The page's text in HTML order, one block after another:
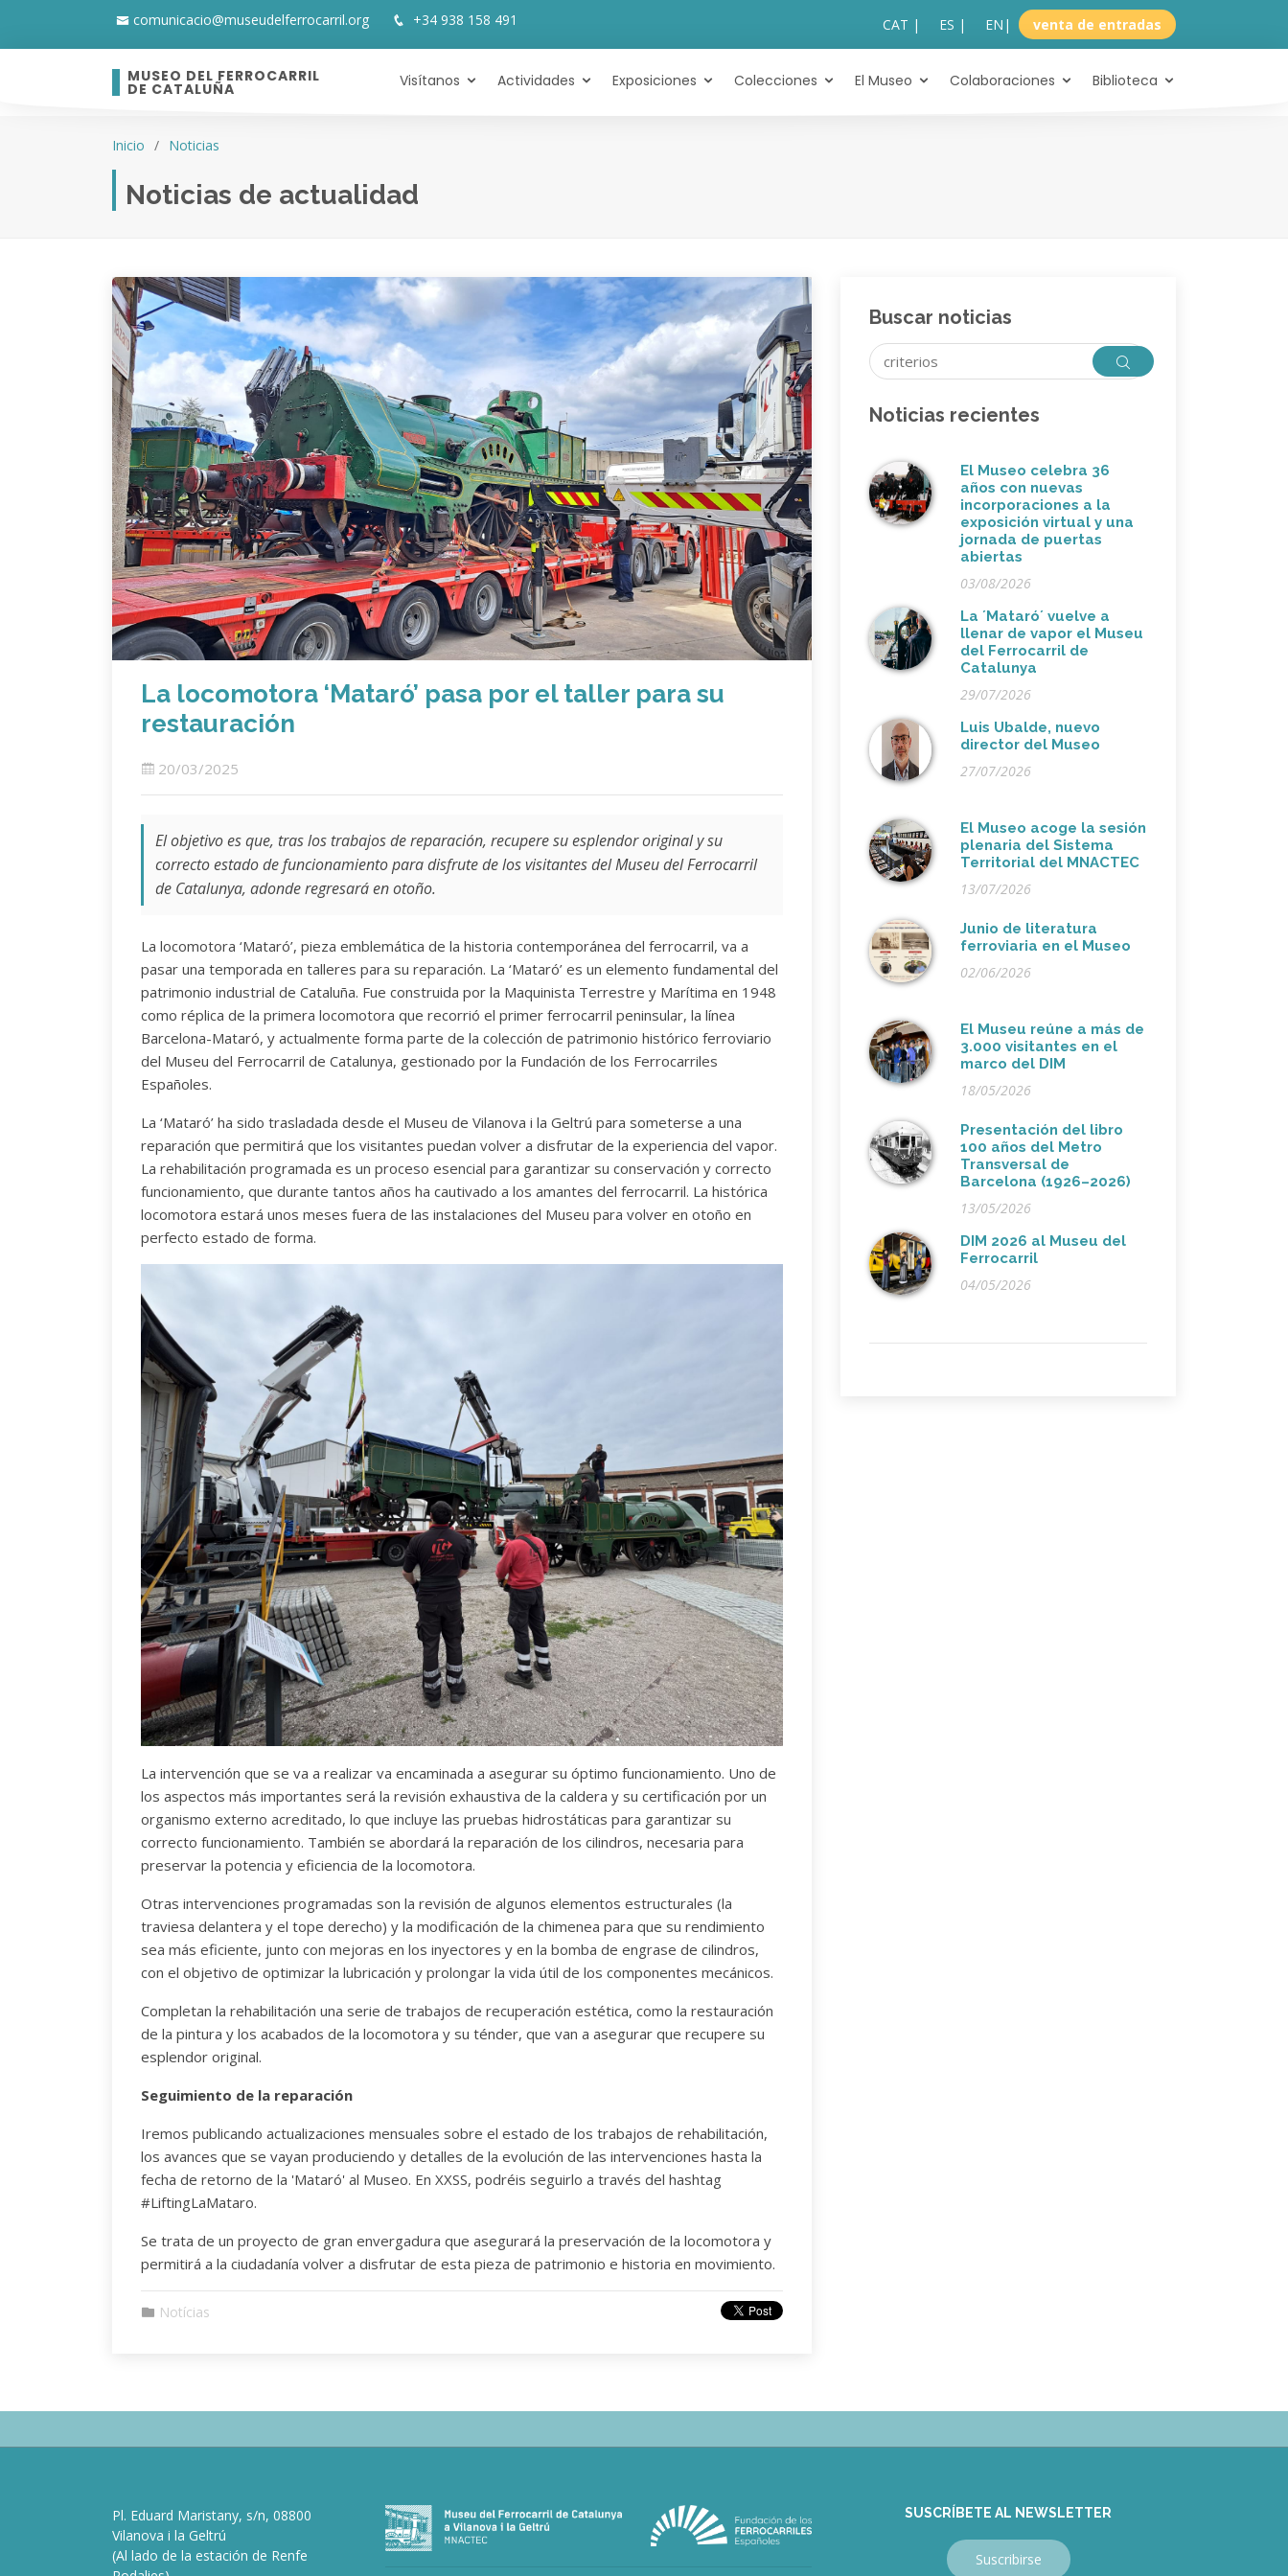
comunicacio@museudelferrocarril.org +34 938 158 491 CAT | ES | EN | venta de entradas
MUSEO DEL FERROCARRIL
DE CATALUÑA Visítanos Actividades Exposiciones Colecciones El Museo Colaboraciones Biblioteca
Inicio Noticias
Noticias de actualidad
La locomotora ‘Mataró’ pasa por el taller para su
restauración
20/03/2025
El objetivo es que, tras los trabajos de reparación, recupere su esplendor original y su
correcto estado de funcionamiento para disfrute de los visitantes del Museu del Ferrocarril
de Catalunya, adonde regresará en otoño.
La locomotora ‘Mataró’, pieza emblemática de la historia contemporánea del ferrocarril, va a
pasar una temporada en talleres para su reparación. La ‘Mataró’ es un elemento fundamental del
patrimonio industrial de Cataluña. Fue construida por la Maquinista Terrestre y Marítima en 1948
como réplica de la primera locomotora que recorrió el primer ferrocarril peninsular, la línea
Barcelona-Mataró, y actualmente forma parte de la colección de patrimonio histórico ferroviario
del Museu del Ferrocarril de Catalunya, gestionado por la Fundación de los Ferrocarriles
Españoles.
La ‘Mataró’ ha sido trasladada desde el Museu de Vilanova i la Geltrú para someterse a una
reparación que permitirá que los visitantes puedan volver a disfrutar de la experiencia del vapor.
La rehabilitación programada es un proceso esencial para garantizar su conservación y correcto
funcionamiento, que durante tantos años ha cautivado a los amantes del ferrocarril. La histórica
locomotora estará unos meses fuera de las instalaciones del Museu para volver en otoño en
perfecto estado de forma.
La intervención que se va a realizar va encaminada a asegurar su óptimo funcionamiento. Uno de
los aspectos más importantes será la revisión exhaustiva de la caldera y su certificación por un
organismo externo acreditado, lo que incluye las pruebas hidrostáticas para garantizar su
correcto funcionamiento. También se abordará la reparación de los cilindros, necesaria para
preservar la potencia y eficiencia de la locomotora.
Otras intervenciones programadas son la revisión de algunos elementos estructurales (la
traviesa delantera y el tope derecho) y la modificación de la chimenea para que su rendimiento
sea más eficiente, junto con mejoras en los inyectores y en la bomba de engrase de cilindros,
con el objetivo de optimizar la lubricación y prolongar la vida útil de los componentes mecánicos.
Completan la rehabilitación una serie de trabajos de recuperación estética, como la restauración
de la pintura y los acabados de la locomotora y su ténder, que van a asegurar que recupere su
esplendor original.
Seguimiento de la reparación
Iremos publicando actualizaciones mensuales sobre el estado de los trabajos de rehabilitación,
los avances que se vayan produciendo y detalles de la evolución de las intervenciones hasta la
fecha de retorno de la 'Mataró' al Museo. En XXSS, podréis seguirlo a través del hashtag
#LiftingLaMataro.
Se trata de un proyecto de gran envergadura que asegurará la preservación de la locomotora y
permitirá a la ciudadanía volver a disfrutar de esta pieza de patrimonio e historia en movimiento.
Notícias
Buscar noticias
Noticias recientes
El Museo celebra 36
años con nuevas
incorporaciones a la
exposición virtual y una
jornada de puertas
abiertas
03/08/2026
La ´Mataró´ vuelve a
llenar de vapor el Museu
del Ferrocarril de
Catalunya
29/07/2026
Luis Ubalde, nuevo
director del Museo
27/07/2026
El Museo acoge la sesión
plenaria del Sistema
Territorial del MNACTEC
13/07/2026
Junio de literatura
ferroviaria en el Museo
02/06/2026
El Museu reúne a más de
3.000 visitantes en el
marco del DIM
18/05/2026
Presentación del libro
100 años del Metro
Transversal de
Barcelona (1926–2026)
13/05/2026
DIM 2026 al Museu del
Ferrocarril
04/05/2026
Pl. Eduard Maristany, s/n, 08800
Vilanova i la Geltrú
(Al lado de la estación de Renfe
SUSCRÍBETE AL NEWSLETTER
Suscribirse